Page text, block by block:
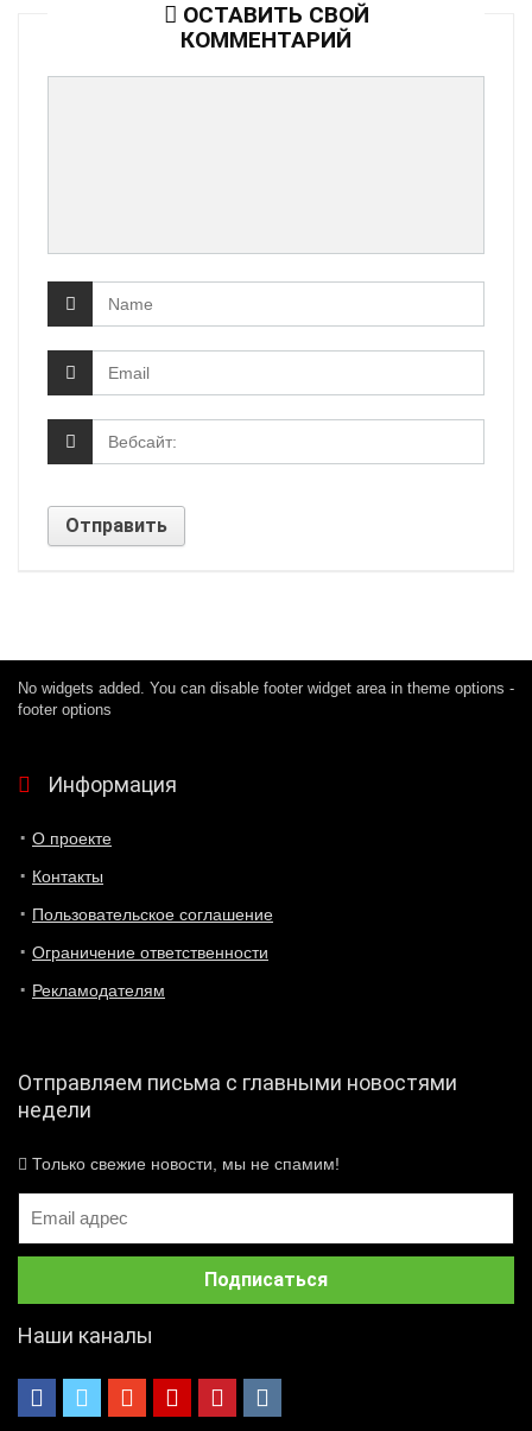
ОСТАВИТЬ СВОЙ
КОММЕНТАРИЙ
No widgets added. You can disable footer widget area in theme options -
footer options
Информация
О проекте
Контакты
Пользовательское соглашение
Ограничение ответственности
Рекламодателям
Отправляем письма с главными новостями
недели
Только свежие новости, мы не спамим!
Наши каналы